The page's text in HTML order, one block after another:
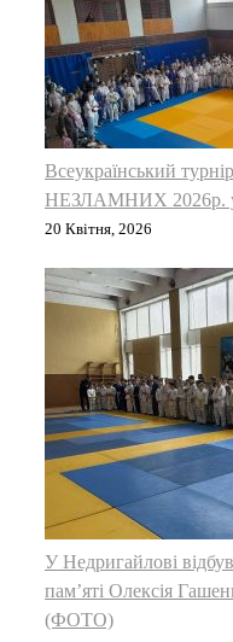
Всеукраїнський
НЕЗЛАМНИХ 2026р.
20 Квітня, 2026
У Недригайлові
пам’яті Олексія
(ФОТО)